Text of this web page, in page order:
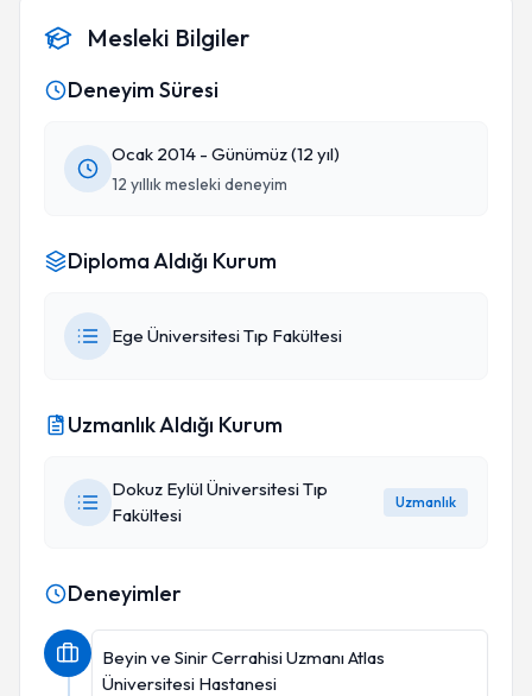
Mesleki Bilgiler
Deneyim Süresi
Ocak 2014 - Günümüz (12 yıl)
12 yıllık mesleki deneyim
Diploma Aldığı Kurum
Ege Üniversitesi Tıp Fakültesi
Uzmanlık Aldığı Kurum
Dokuz Eylül Üniversitesi Tıp
Fakültesi
Uzmanlık
Deneyimler
Beyin ve Sinir Cerrahisi Uzmanı Atlas
Üniversitesi Hastanesi